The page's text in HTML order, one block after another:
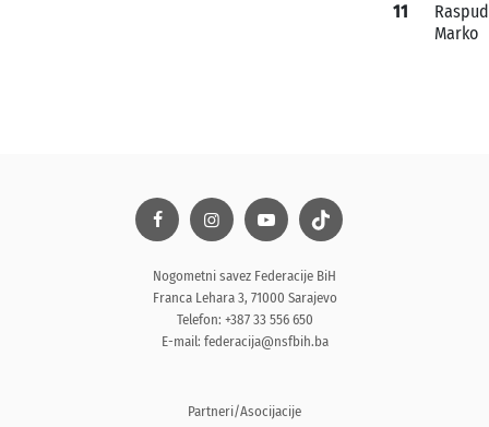
11
Marko
Nogometni savez Federacije BiH
Franca Lehara 3, 71000 Sarajevo
Telefon: +387 33 556 650
E-mail: federacija@nsfbih.ba
Partneri/Asocijacije